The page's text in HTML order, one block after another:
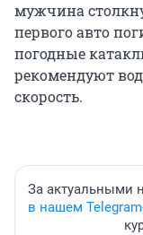
мужчина
первого авто
погодные
рекомендуют
скорость.
За актуальными
в нашем